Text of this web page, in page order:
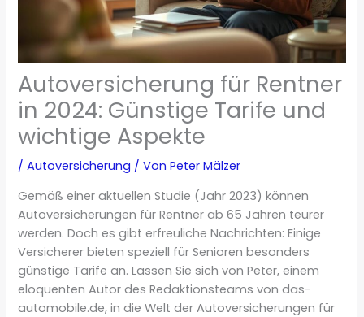
Autoversicherung für Rentner
in 2024: Günstige Tarife und
wichtige Aspekte
/Autoversicherung / VonPeter Mälzer
Gemäß einer aktuellen Studie (Jahr 2023) können
Autoversicherungen für Rentner ab 65 Jahren teurer
werden. Doch es gibt erfreuliche Nachrichten: Einige
Versicherer bieten speziell für Senioren besonders
günstige Tarife an. Lassen Sie sich von Peter, einem
eloquenten Autor des Redaktionsteams von das-
automobile.de, in die Welt der Autoversicherungen für